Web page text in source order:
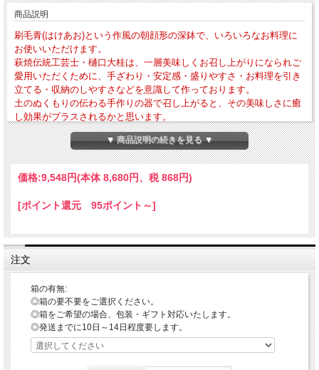
商品説明
刷毛青(はけあお)という作風の朝顔形の深鉢で、いろいろなお料理に
お使いいただけます。
萩焼伝統工芸士・樋口大桂は、一層美味しくお召し上がりになられご
愛用いただくために、手ざわり・安定感・盛りやすさ・お料理を引き
立てる・収納のしやすさなどを意識して作っております。
土のぬくもりの伝わる手作りの器で召し上がると、その美味しさに癒
し効果がプラスされるかと思います。
・外寸法-径約237mm × 高さ約82mm・作品重量-約972g
・電子レンジ・食器洗浄乾燥機の使用OK 直火・ガスオーブンの使用はNG
「鉢・深鉢・特大鉢のご利用方法について」
で、お好みのサイズの器を日々の暮らしのいろいろなお食事や憩いのシーンでお使
いになってみてください。
〇深鉢-複数人用の煮物・サラダ・ちらしずしなど、来客用の菓子器 1人用の麺鉢
〇特大鉢-複数人用の煮物・サラダ・ちらしずし・ソーメンなど、皿立てに飾る飾
り鉢
「器のお取り扱いについて」
〇電子レンジ・食器洗浄乾燥機の使用OK
当店では薬品によるコーティングをしておりませんので、電子レンジ・食器洗浄乾
燥機をお使いいただけます。
※電子レンジご使用の際は、レンジ使用中の吹きこぼれや火傷などされませんよう
にお取り扱いにご注意ください。
※ガスレンジ・直火は破損の原因となりますので、絶対にしないようにご注意くだ
▼ 商品説明の続きを見る ▼
価格:9,548円(本体 8,680円、税 868円)
[ポイント還元 95ポイント～]
注文
箱の有無:
◎箱の要不要をご選択ください。
◎箱をご希望の場合、包装・ギフト対応いたします。
◎発送までに10日～14日程度要します。